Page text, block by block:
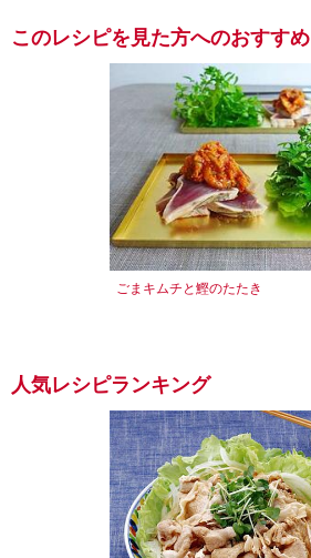
このレシピを見た方へのおすすめ
ごまキムチと鰹のたたき
人気レシピランキング